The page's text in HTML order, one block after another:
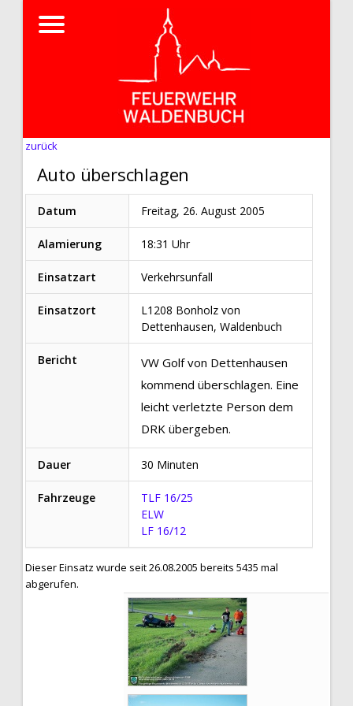
zurück
Auto überschlagen
Datum Freitag, 26. August 2005
Alamierung 18:31 Uhr
Einsatzart Verkehrsunfall
Einsatzort
L1208 Bonholz von
Dettenhausen, Waldenbuch
Bericht
VW Golf von Dettenhausen
kommend überschlagen. Eine
leicht verletzte Person dem
DRK übergeben.
Dauer 30 Minuten
Fahrzeuge
TLF 16/25
ELW
LF 16/12
Dieser Einsatz wurde seit 26.08.2005 bereits 5435 mal
abgerufen.